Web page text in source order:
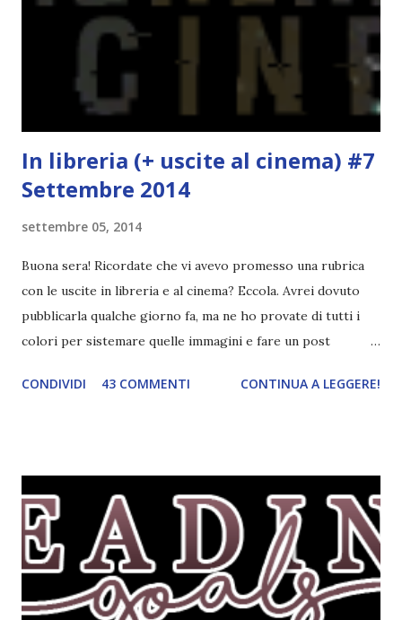
succede un bel niente. E non ha nemmeno un finale ._.
finisce esattamente nel bel mezzo della storia (anzi, quale
"mezzo" della storia? Questa storia ha praticamente solo
In libreria (+ uscite al cinema) #7
Settembre 2014
settembre 05, 2014
Buona sera! Ricordate che vi avevo promesso una rubrica
con le uscite in libreria e al cinema? Eccola. Avrei dovuto
pubblicarla qualche giorno fa, ma ne ho provate di tutti i
colori per sistemare quelle immagini e fare un post
leggere la trama cliccate sulla copertina. Vi ho segnalato
riguarda i suoi romanzi thriller. Per il momento sono
troppo fissata con questo genere ma ho letto pochi libri
thriller e vorrei davvero iniziarne qualcuno. Attraverso il
fuoco - Josephine Angeline \\ 19 settembre. Qualsiasi
libro cita anche soltanto "Salem" deve essere
CONDIVIDI 43 COMMENTI CONTINUA A LEGGERE!